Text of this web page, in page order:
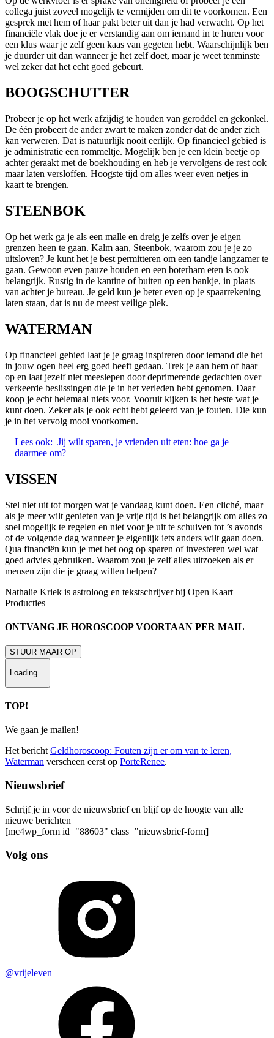
collega juist zoveel mogelijk te vermijden om dit te voorkomen. Een
gesprek met hem of haar pakt beter uit dan je had verwacht. Op het
financiële vlak doe je er verstandig aan om iemand in te huren voor
een klus waar je zelf geen kaas van gegeten hebt. Waarschijnlijk ben
je duurder uit dan wanneer je het zelf doet, maar je weet tenminste
wel zeker dat het echt goed gebeurt.
BOOGSCHUTTER
Probeer je op het werk afzijdig te houden van geroddel en gekonkel.
De één probeert de ander zwart te maken zonder dat de ander zich
kan verweren. Dat is natuurlijk nooit eerlijk. Op financieel gebied is
je administratie een rommeltje. Mogelijk ben je een klein beetje op
achter geraakt met de boekhouding en heb je vervolgens de rest ook
maar laten versloffen. Hoogste tijd om alles weer even netjes in
kaart te brengen.
STEENBOK
Op het werk ga je als een malle en dreig je zelfs over je eigen
grenzen heen te gaan. Kalm aan, Steenbok, waarom zou je je zo
uitsloven? Je kunt het je best permitteren om een tandje langzamer te
gaan. Gewoon even pauze houden en een boterham eten is ook
belangrijk. Rustig in de kantine of buiten op een bankje, in plaats
van achter je bureau. Je geld kun je beter even op je spaarrekening
laten staan, dat is nu de meest veilige plek.
WATERMAN
Op financieel gebied laat je je graag inspireren door iemand die het
in jouw ogen heel erg goed heeft gedaan. Trek je aan hem of haar
op en laat jezelf niet meeslepen door deprimerende gedachten over
verkeerde beslissingen die je in het verleden hebt genomen. Daar
koop je echt helemaal niets voor. Vooruit kijken is het beste wat je
kunt doen. Zeker als je ook echt hebt geleerd van je fouten. Die kun
je in het vervolg mooi voorkomen.
Lees ook: Jij wilt sparen, je vrienden uit eten: hoe ga je
daarmee om?
VISSEN
Stel niet uit tot morgen wat je vandaag kunt doen. Een cliché, maar
als je meer wilt genieten van je vrije tijd is het belangrijk om alles zo
snel mogelijk te regelen en niet voor je uit te schuiven tot ’s avonds
of de volgende dag wanneer je eigenlijk iets anders wilt gaan doen.
Qua financiën kun je met het oog op sparen of investeren wel wat
goed advies gebruiken. Waarom zou je zelf alles uitzoeken als er
mensen zijn die je graag willen helpen?
Nathalie Kriek is astroloog en tekstschrijver bij Open Kaart
Producties
ONTVANG JE HOROSCOOP VOORTAAN PER MAIL
STUUR MAAR OP
Loading…
TOP!
We gaan je mailen!
Het bericht Geldhoroscoop: Fouten zijn er om van te leren,
Waterman verscheen eerst op PorteRenee.
Nieuwsbrief
Schrijf je in voor de nieuwsbrief en blijf op de hoogte van alle
nieuwe berichten
[mc4wp_form id="88603" class="nieuwsbrief-form]
Volg ons
@vrijeleven